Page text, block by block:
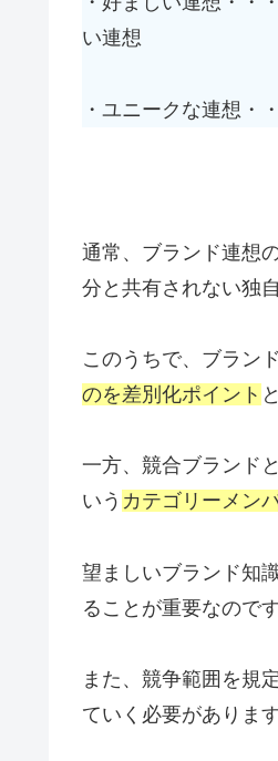
い連想
・ユニークな連想・
通常、ブランド連想
分と共有されない独
このうちで、ブラン
のを差別化ポイント
一方、競合ブランド
いう カテゴリーメン
望ましいブランド知
ることが重要なのです
また、競争範囲を規
ていく必要があります